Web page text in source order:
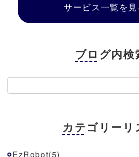
サービス一覧を見
ブログ内検
カテゴリーリ
EzRobot(5)